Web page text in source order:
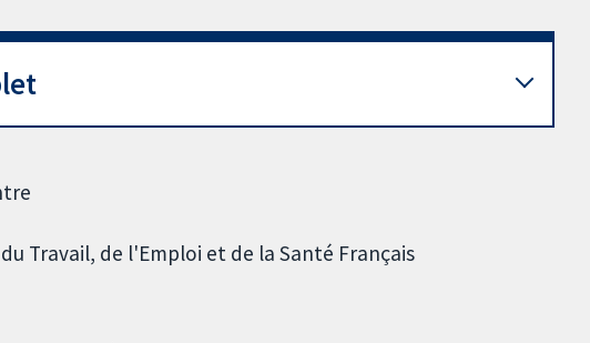
Travail, de l'Emploi et de la Santé Français